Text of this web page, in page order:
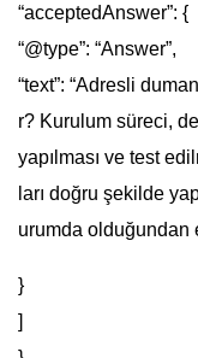
“acceptedAnswer”: {
“@type”: “Answer”,
“text”: “Adresli
r? Kurulum süreci,
yapılması ve test
ları doğru şekilde
urumda olduğundan
}
]